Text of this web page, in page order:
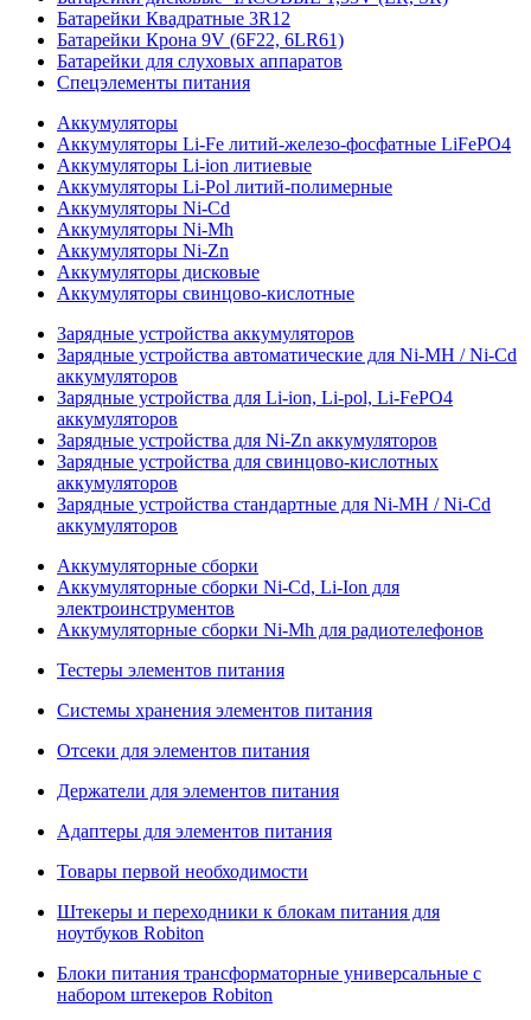
Батарейки Квадратные 3R12
Батарейки Крона 9V (6F22, 6LR61)
Батарейки для слуховых аппаратов
Спецэлементы питания
Аккумуляторы
Аккумуляторы Li-Fe литий-железо-фосфатные LiFePO4
Аккумуляторы Li-ion литиевые
Аккумуляторы Li-Pol литий-полимерные
Аккумуляторы Ni-Cd
Аккумуляторы Ni-Mh
Аккумуляторы Ni-Zn
Аккумуляторы дисковые
Аккумуляторы свинцово-кислотные
Зарядные устройства аккумуляторов
Зарядные устройства автоматические для Ni-MH / Ni-Cd
аккумуляторов
Зарядные устройства для Li-ion, Li-pol, Li-FePO4
аккумуляторов
Зарядные устройства для Ni-Zn аккумуляторов
Зарядные устройства для свинцово-кислотных
аккумуляторов
Зарядные устройства стандартные для Ni-MH / Ni-Cd
аккумуляторов
Аккумуляторные сборки
Аккумуляторные сборки Ni-Cd, Li-Ion для
электроинструментов
Аккумуляторные сборки Ni-Mh для радиотелефонов
Тестеры элементов питания
Системы хранения элементов питания
Отсеки для элементов питания
Держатели для элементов питания
Адаптеры для элементов питания
Товары первой необходимости
Штекеры и переходники к блокам питания для
ноутбуков Robiton
Блоки питания трансформаторные универсальные с
набором штекеров Robiton